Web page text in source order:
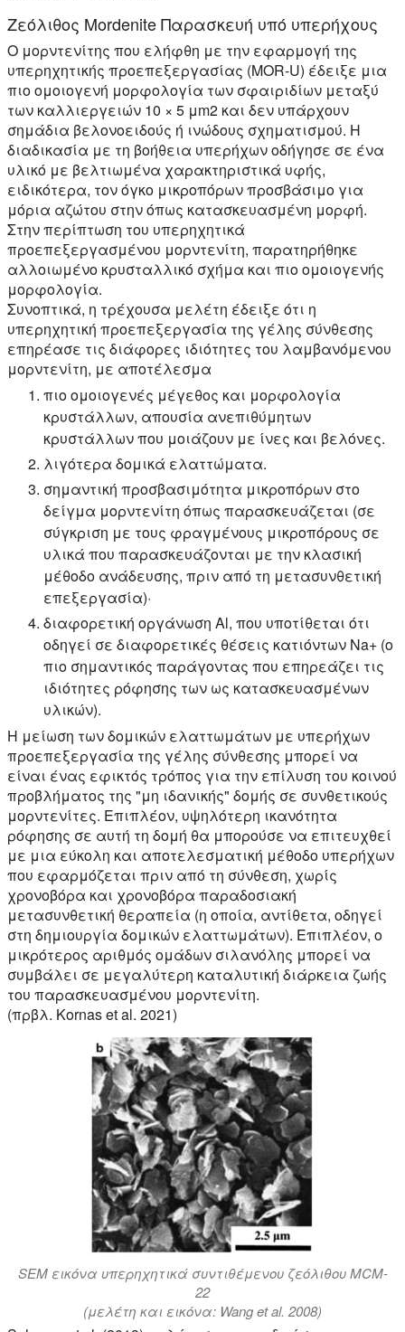
Ζεόλιθος Mordenite Παρασκευή υπό υπερήχους
Ο μορντενίτης που ελήφθη με την εφαρμογή της
υπερηχητικής προεπεξεργασίας (MOR-U) έδειξε μια
πιο ομοιογενή μορφολογία των σφαιριδίων μεταξύ
των καλλιεργειών 10 × 5 μm2 και δεν υπάρχουν
σημάδια βελονοειδούς ή ινώδους σχηματισμού. Η
διαδικασία με τη βοήθεια υπερήχων οδήγησε σε ένα
υλικό με βελτιωμένα χαρακτηριστικά υφής,
ειδικότερα, τον όγκο μικροπόρων προσβάσιμο για
μόρια αζώτου στην όπως κατασκευασμένη μορφή.
Στην περίπτωση του υπερηχητικά
προεπεξεργασμένου μορντενίτη, παρατηρήθηκε
αλλοιωμένο κρυσταλλικό σχήμα και πιο ομοιογενής
μορφολογία.
Συνοπτικά, η τρέχουσα μελέτη έδειξε ότι η
υπερηχητική προεπεξεργασία της γέλης σύνθεσης
επηρέασε τις διάφορες ιδιότητες του λαμβανόμενου
μορντενίτη, με αποτέλεσμα
πιο ομοιογενές μέγεθος και μορφολογία
κρυστάλλων, απουσία ανεπιθύμητων
κρυστάλλων που μοιάζουν με ίνες και βελόνες.
λιγότερα δομικά ελαττώματα.
σημαντική προσβασιμότητα μικροπόρων στο
δείγμα μορντενίτη όπως παρασκευάζεται (σε
σύγκριση με τους φραγμένους μικροπόρους σε
υλικά που παρασκευάζονται με την κλασική
μέθοδο ανάδευσης, πριν από τη μετασυνθετική
επεξεργασία)·
διαφορετική οργάνωση Al, που υποτίθεται ότι
οδηγεί σε διαφορετικές θέσεις κατιόντων Na+ (ο
πιο σημαντικός παράγοντας που επηρεάζει τις
ιδιότητες ρόφησης των ως κατασκευασμένων
υλικών).
Η μείωση των δομικών ελαττωμάτων με υπερήχων
προεπεξεργασία της γέλης σύνθεσης μπορεί να
είναι ένας εφικτός τρόπος για την επίλυση του κοινού
προβλήματος της "μη ιδανικής" δομής σε συνθετικούς
μορντενίτες. Επιπλέον, υψηλότερη ικανότητα
ρόφησης σε αυτή τη δομή θα μπορούσε να επιτευχθεί
με μια εύκολη και αποτελεσματική μέθοδο υπερήχων
που εφαρμόζεται πριν από τη σύνθεση, χωρίς
χρονοβόρα και χρονοβόρα παραδοσιακή
μετασυνθετική θεραπεία (η οποία, αντίθετα, οδηγεί
στη δημιουργία δομικών ελαττωμάτων). Επιπλέον, ο
μικρότερος αριθμός ομάδων σιλανόλης μπορεί να
συμβάλει σε μεγαλύτερη καταλυτική διάρκεια ζωής
του παρασκευασμένου μορντενίτη.
(πρβλ. Kornas et al. 2021)
SEM εικόνα υπερηχητικά συντιθέμενου ζεόλιθου MCM-
22
(μελέτη και εικόνα: Wang et al. 2008)